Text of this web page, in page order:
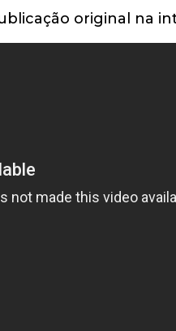
original na